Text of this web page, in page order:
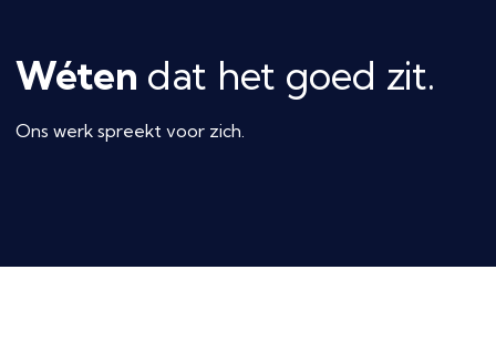
Wéten dat het goed zit.
Ons werk spreekt voor zich.